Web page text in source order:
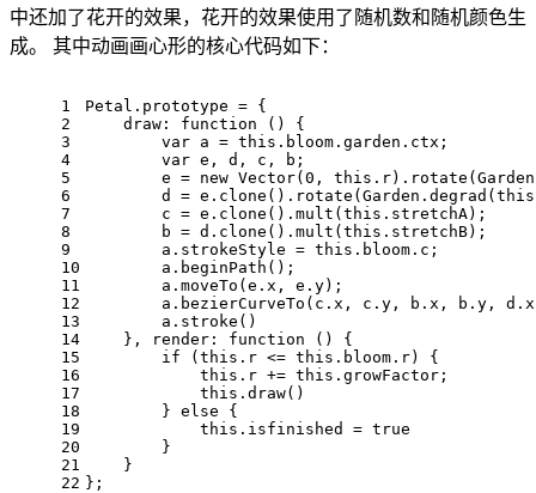
中还加了花开的效果，花开的效果使用了随机数和随机颜色生
成。 其中动画画心形的核心代码如下：
1
2
3
4
5
6
7
8
9
10
11
12
13
14
15
16
17
18
19
20
21
22
Petal.prototype = {
    draw: function () {
var a = this .bloom.garden.ctx;
var e, d, c, b;
        e = new Vector(
0 , this
        d = e.clone().rotate(Garden.degrad(
this
        c = e.clone().mult(
this .stretchA);
        b = d.clone().mult(
this .stretchB);
        a.strokeStyle =
this .bloom.c;
        a.beginPath();
        a.moveTo(e.x, e.y);
a.bezierCurveTo(c.x, c.y, b.x, b.y,
        a.stroke()
    }, render: function () {
if ( this .r <= this .bloom.r) {
this .r += this .growFactor;
this .draw()
        }
else {
this .isfinished = true
        }
    }
};